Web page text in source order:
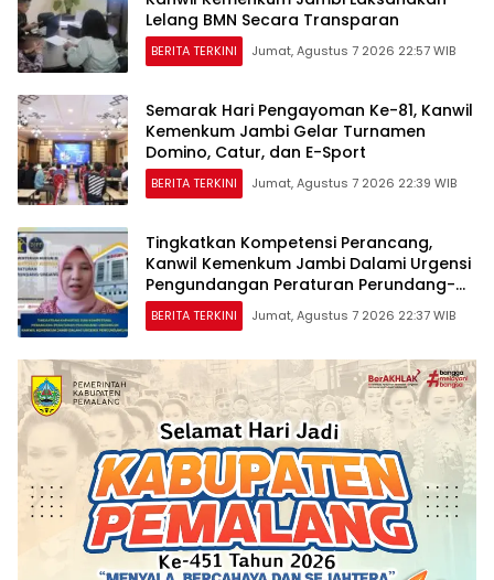
Lelang BMN Secara Transparan
BERITA TERKINI Jumat, Agustus 7 2026 22:57 WIB
Semarak Hari Pengayoman Ke-81, Kanwil
Kemenkum Jambi Gelar Turnamen
Domino, Catur, dan E-Sport
BERITA TERKINI Jumat, Agustus 7 2026 22:39 WIB
Tingkatkan Kompetensi Perancang,
Kanwil Kemenkum Jambi Dalami Urgensi
Pengundangan Peraturan Perundang-
undangan
BERITA TERKINI Jumat, Agustus 7 2026 22:37 WIB